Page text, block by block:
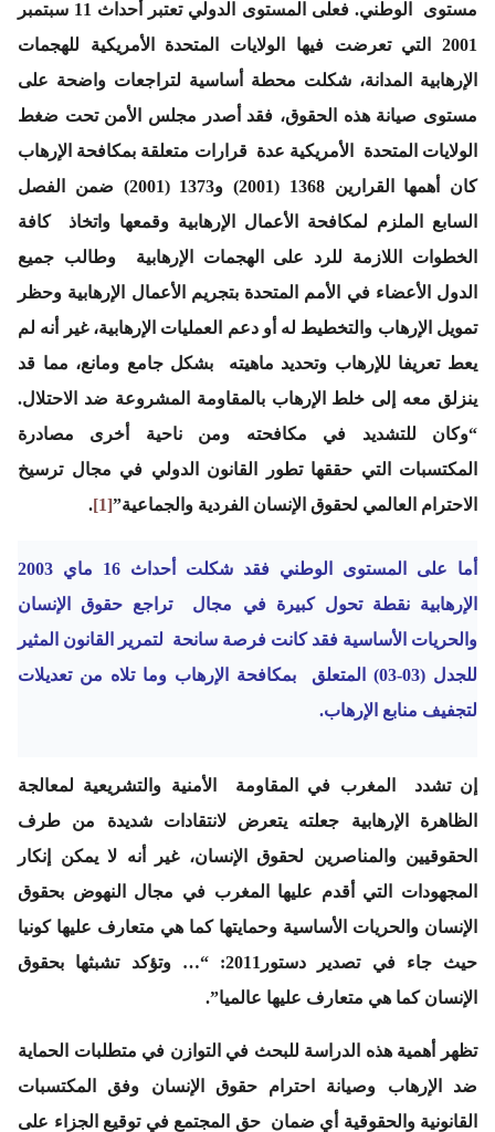
مستوى الوطني. فعلى المستوى الدولي تعتبر أحداث 11 سبتمبر
2001 التي تعرضت فيها الولايات المتحدة الأمريكية للهجمات
الإرهابية المدانة، شكلت محطة أساسية لتراجعات واضحة على
مستوى صيانة هذه الحقوق، فقد أصدر مجلس الأمن تحت ضغط
الولايات المتحدة الأمريكية عدة قرارات متعلقة بمكافحة الإرهاب
كان أهمها القرارين 1368 (2001) و1373 (2001) ضمن الفصل
السابع الملزم لمكافحة الأعمال الإرهابية وقمعها واتخاذ كافة
الخطوات اللازمة للرد على الهجمات الإرهابية وطالب جميع
الدول الأعضاء في الأمم المتحدة بتجريم الأعمال الإرهابية وحظر
تمويل الإرهاب والتخطيط له أو دعم العمليات الإرهابية، غير أنه لم
يعط تعريفا للإرهاب وتحديد ماهيته بشكل جامع ومانع، مما قد
ينزلق معه إلى خلط الإرهاب بالمقاومة المشروعة ضد الاحتلال.
“وكان للتشديد في مكافحته ومن ناحية أخرى مصادرة
المكتسبات التي حققها تطور القانون الدولي في مجال ترسيخ
الاحترام العالمي لحقوق الإنسان الفردية والجماعية”[1]
.
أما على المستوى الوطني فقد شكلت أحداث 16 ماي 2003
الإرهابية نقطة تحول كبيرة في مجال تراجع حقوق الإنسان
والحريات الأساسية فقد كانت فرصة سانحة لتمرير القانون المثير
للجدل (03-03) المتعلق بمكافحة الإرهاب وما تلاه من تعديلات
لتجفيف منابع الإرهاب.
إن تشدد المغرب في المقاومة الأمنية والتشريعية لمعالجة
الظاهرة الإرهابية جعلته يتعرض لانتقادات شديدة من طرف
الحقوقيين والمناصرين لحقوق الإنسان، غير أنه لا يمكن إنكار
المجهودات التي أقدم عليها المغرب في مجال النهوض بحقوق
الإنسان والحريات الأساسية وحمايتها كما هي متعارف عليها كونيا
حيث جاء في تصدير دستور2011: “… وتؤكد تشبثها بحقوق
الإنسان كما هي متعارف عليها عالميا”.
تظهر أهمية هذه الدراسة للبحث في التوازن في متطلبات الحماية
ضد الإرهاب وصيانة احترام حقوق الإنسان وفق المكتسبات
القانونية والحقوقية أي ضمان حق المجتمع في توقيع الجزاء على